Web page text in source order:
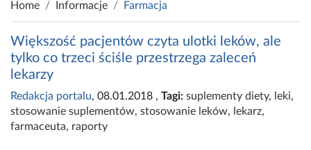
Home Informacje Farmacja
Większość pacjentów czyta ulotki leków, ale
tylko co trzeci ściśle przestrzega zaleceń
lekarzy
Redakcja portalu, 08.01.2018 , Tagi: suplementy diety, leki,
stosowanie suplementów, stosowanie leków, lekarz,
farmaceuta, raporty